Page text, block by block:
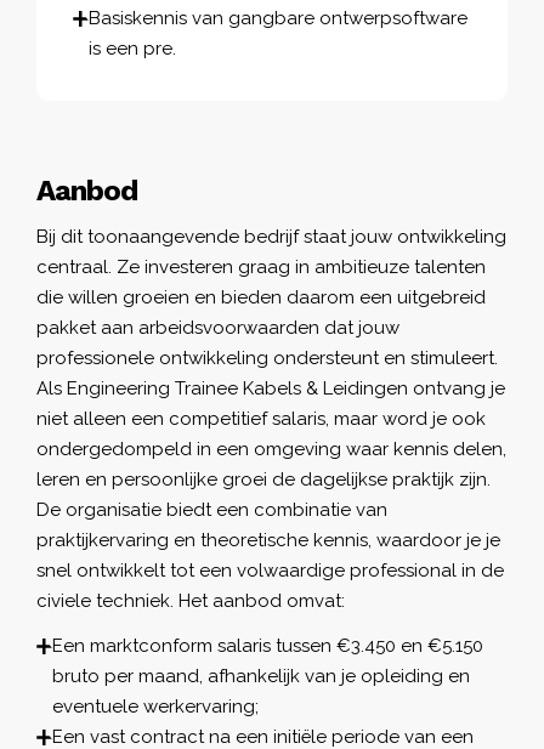
Aanbod
Bij dit toonaangevende bedrijf staat jouw ontwikkeling
centraal. Ze investeren graag in ambitieuze talenten
die willen groeien en bieden daarom een uitgebreid
pakket aan arbeidsvoorwaarden dat jouw
professionele ontwikkeling ondersteunt en stimuleert.
Als Engineering Trainee Kabels & Leidingen ontvang je
niet alleen een competitief salaris, maar word je ook
ondergedompeld in een omgeving waar kennis delen,
leren en persoonlijke groei de dagelijkse praktijk zijn.
De organisatie biedt een combinatie van
praktijkervaring en theoretische kennis, waardoor je je
snel ontwikkelt tot een volwaardige professional in de
civiele techniek. Het aanbod omvat:
Een marktconform salaris tussen €3.450 en €5.150
bruto per maand, afhankelijk van je opleiding en
eventuele werkervaring;
Een vast contract na een initiële periode van een
Basiskennis van gangbare ontwerpsoftware
is een pre.